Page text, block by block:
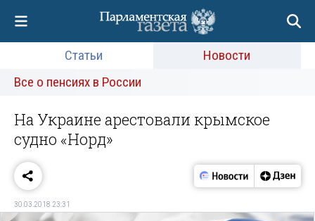
Статьи
Новости
Все о пенсиях в России
На Украине арестовали крымское
судно «Норд»
30.03.2018 23:31